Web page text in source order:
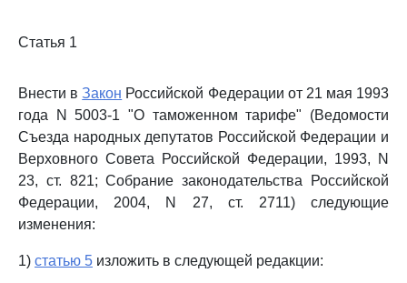
Статья 1
Внести вЗакон Российской Федерации от 21 мая 1993
года N 5003-1 "О таможенном тарифе" (Ведомости
Съезда народных депутатов Российской Федерации и
Верховного Совета Российской Федерации, 1993, N
23, ст. 821; Собрание законодательства Российской
Федерации, 2004, N 27, ст. 2711) следующие
изменения:
1) статью 5 изложить в следующей редакции: